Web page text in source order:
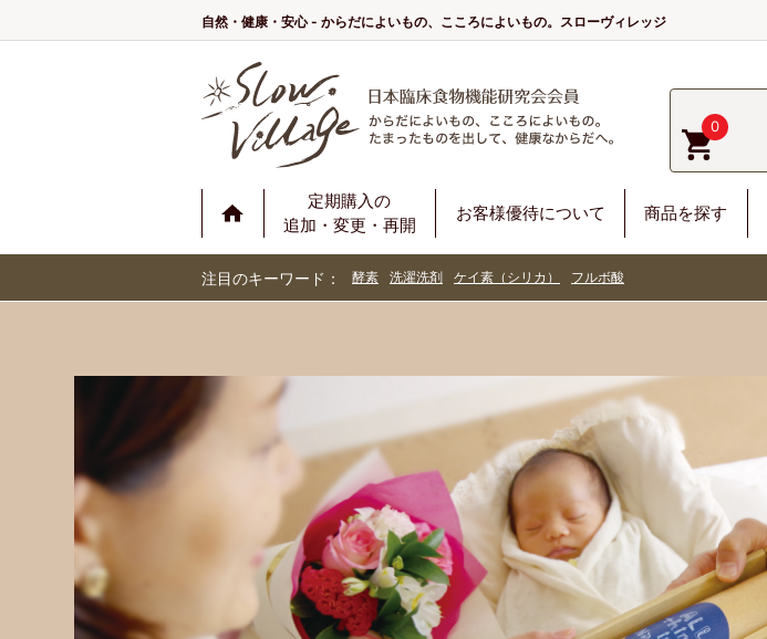
自然・健康・安心 - からだによいもの、こころによいもの。スローヴィレッジ
0
定期購入の
追加・変更・再開
お客様優待について 商品を探す
注目のキーワード： 酵素 洗濯洗剤 ケイ素（シリカ） フルボ酸